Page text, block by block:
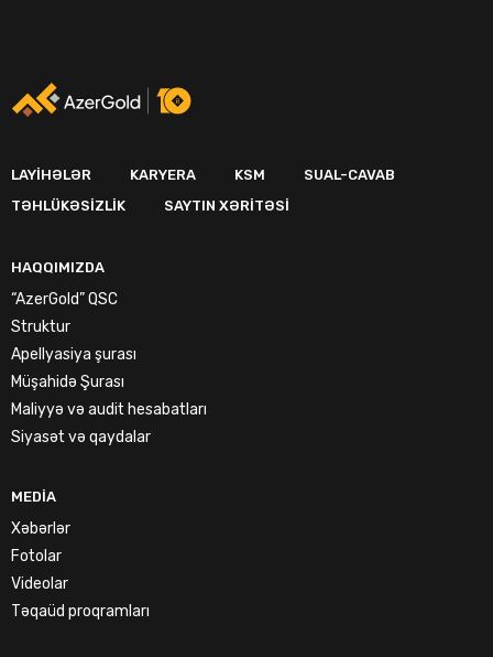
LAYIHƏLƏR KARYERA KSM
SUAL-CAVAB
TƏHLÜKƏSIZLIK
SAYTIN XƏRITƏSI
HAQQIMIZDA
“AzerGold” QSC
Struktur
Apellyasiya şurası
Müşahidə Şurası
Maliyyə və audit hesabatları
Siyasət və qaydalar
MEDIA
Xəbərlər
Fotolar
Videolar
Təqaüd proqramları